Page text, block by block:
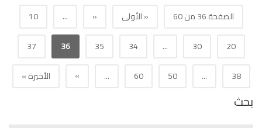
الصفحة 36 من 60 « الأولى «
...
10
20
30
...
34
35
36
37
38
...
50
60
...
» الأخيرة »
بحث